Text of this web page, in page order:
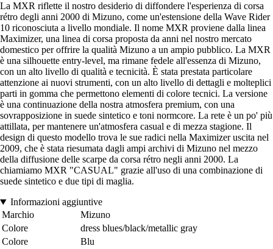
La MXR riflette il nostro desiderio di diffondere l'esperienza di corsa
rétro degli anni 2000 di Mizuno, come un'estensione della Wave Rider
10 riconosciuta a livello mondiale. Il nome MXR proviene dalla linea
Maximizer, una linea di corsa proposta da anni nel nostro mercato
domestico per offrire la qualità Mizuno a un ampio pubblico. La MXR
è una silhouette entry-level, ma rimane fedele all'essenza di Mizuno,
con un alto livello di qualità e tecnicità. È stata prestata particolare
attenzione ai nuovi strumenti, con un alto livello di dettagli e molteplici
parti in gomma che permettono elementi di colore tecnici. La versione
è una continuazione della nostra atmosfera premium, con una
sovrapposizione in suede sintetico e toni normcore. La rete è un po' più
attillata, per mantenere un'atmosfera casual e di mezza stagione. Il
design di questo modello trova le sue radici nella Maximizer uscita nel
2009, che è stata riesumata dagli ampi archivi di Mizuno nel mezzo
della diffusione delle scarpe da corsa rétro negli anni 2000. La
chiamiamo MXR "CASUAL" grazie all'uso di una combinazione di
suede sintetico e due tipi di maglia.
Informazioni aggiuntive
Marchio
Mizuno
Colore
dress blues/black/metallic gray
Colore
Blu